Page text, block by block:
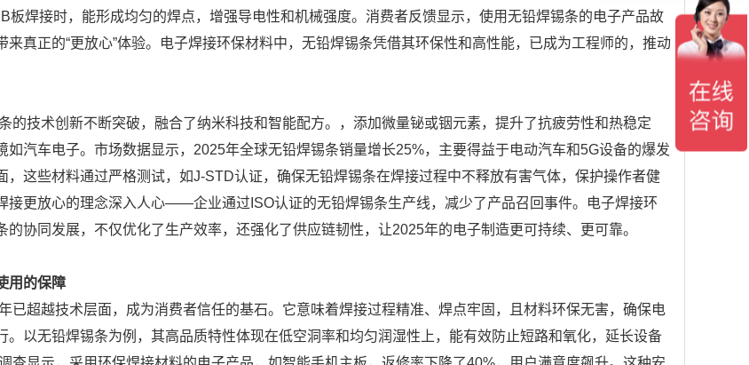
板焊接时，能形成均匀的焊点，增强导电性和机械强度。消费者反馈显示，使用无铅焊锡条的电子产品故
来真正的“更放心”体验。电子焊接环保材料中，无铅焊锡条凭借其环保性和高性能，已成为工程师的，推动
的技术创新不断突破，融合了纳米科技和智能配方。，添加微量铋或铟元素，提升了抗疲劳性和热稳定
如汽车电子。市场数据显示，2025年全球无铅焊锡条销量增长25%，主要得益于电动汽车和5G设备的爆发
，这些材料通过严格测试，如J-STD认证，确保无铅焊锡条在焊接过程中不释放有害气体，保护操作者健
接更放心的理念深入人心——企业通过ISO认证的无铅焊锡条生产线，减少了产品召回事件。电子焊接环
的协同发展，不仅优化了生产效率，还强化了供应链韧性，让2025年的电子制造更可持续、更可靠。
用的保障
已超越技术层面，成为消费者信任的基石。它意味着焊接过程精准、焊点牢固，且材料环保无害，确保电
。以无铅焊锡条为例，其高品质特性体现在低空洞率和均匀润湿性上，能有效防止短路和氧化，延长设备